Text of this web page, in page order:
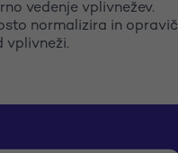
vedenje vplivnežev.
normalizira in
vplivneži.